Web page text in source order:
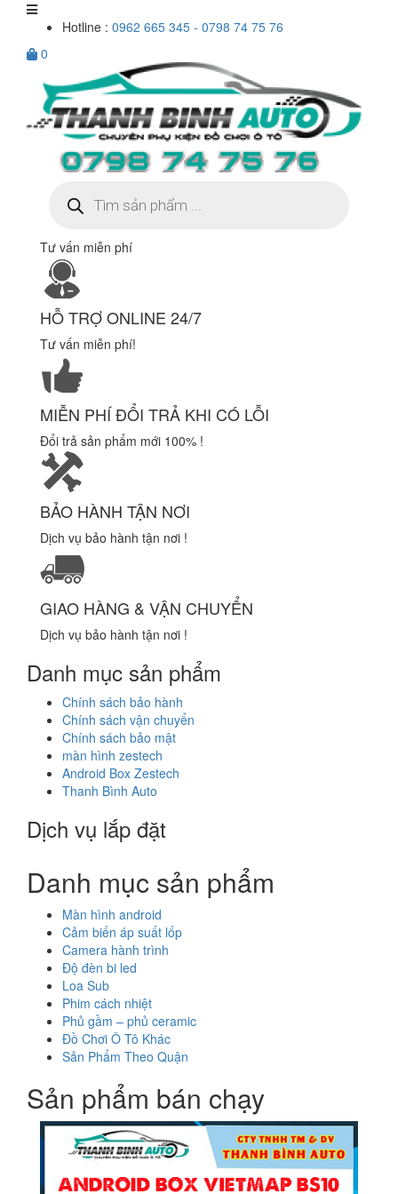
Hotline : 0962 665 345 - 0798 74 75 76
0
kiếm
sản
Tư vấn miễn phí
HỖ TRỢ ONLINE 24/7
Tư vấn miễn phí!
MIỄN PHÍ ĐỔI TRẢ KHI CÓ LỖI
Đổi trả sản phẩm mới 100% !
BẢO HÀNH TẬN NƠI
Dịch vụ bảo hành tận nơi !
GIAO HÀNG & VẬN CHUYỂN
Dịch vụ bảo hành tận nơi !
Danh mục sản phẩm
Chính sách bảo hành
Chính sách vận chuyển
Chính sách bảo mật
màn hình zestech
Android Box Zestech
Thanh Bình Auto
Dịch vụ lắp đặt
Danh mục sản phẩm
Màn hình android
Cảm biến áp suất lốp
Camera hành trình
Độ đèn bi led
Loa Sub
Phim cách nhiệt
Phủ gầm – phủ ceramic
Đồ Chơi Ô Tô Khác
Sản Phẩm Theo Quận
Sản phẩm bán chạy